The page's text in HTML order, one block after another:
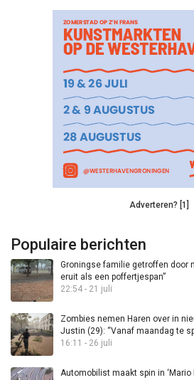
Adverteren? [1]
Populaire berichten
Groningse familie getroffen door
eruit als een poffertjespan”
22:54 - 21 juli
Zombies nemen Haren over in
Justin (29): “Vanaf maandag te
16:11 - 26 juli
Automobilist maakt spin in ‘Mario